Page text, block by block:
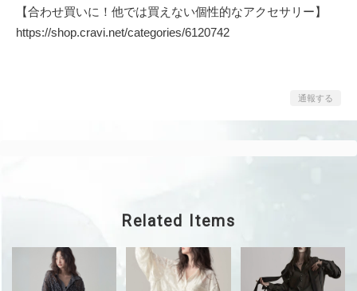
【合わせ買いに！他では買えない個性的なアクセサリー】
https://shop.cravi.net/categories/6120742
通報する
Related Items